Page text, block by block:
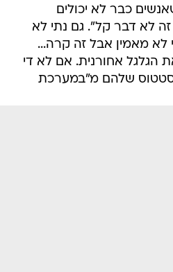
כבר לא יכולים
לא דבר קל". גם נתי לא
לא מאמין אבל זה קרה...
את הגלגל אחורנית. אם לא די
שלהם מ"במערכת